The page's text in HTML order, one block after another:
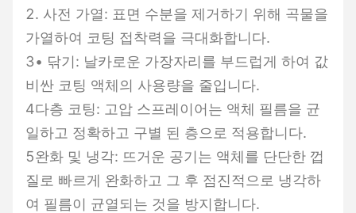
2. 사전 가열: 표면 수분을 제거하기 위해 곡물을
가열하여 코팅 접착력을 극대화합니다.
3• 닦기: 날카로운 가장자리를 부드럽게 하여 값
비싼 코팅 액체의 사용량을 줄입니다.
4다층 코팅: 고압 스프레이어는 액체 필름을 균
일하고 정확하고 구별 된 층으로 적용합니다.
5완화 및 냉각: 뜨거운 공기는 액체를 단단한 껍
질로 빠르게 완화하고 그 후 점진적으로 냉각하
여 필름이 균열되는 것을 방지합니다.